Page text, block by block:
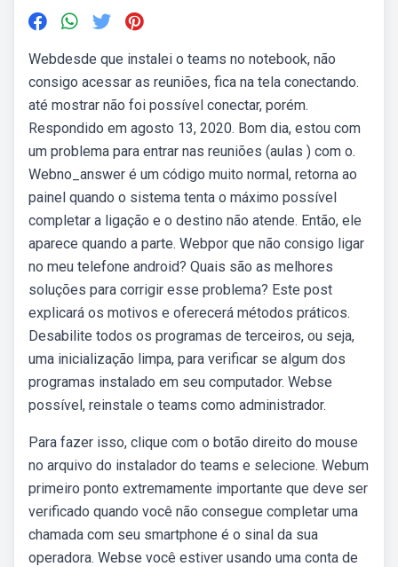
Webdesde que instalei o teams no notebook, não
consigo acessar as reuniões, fica na tela conectando.
até mostrar não foi possível conectar, porém.
Respondido em agosto 13, 2020. Bom dia, estou com
um problema para entrar nas reuniões (aulas ) com o.
Webno_answer é um código muito normal, retorna ao
painel quando o sistema tenta o máximo possível
completar a ligação e o destino não atende. Então, ele
aparece quando a parte. Webpor que não consigo ligar
no meu telefone android? Quais são as melhores
soluções para corrigir esse problema? Este post
explicará os motivos e oferecerá métodos práticos.
Desabilite todos os programas de terceiros, ou seja,
uma inicialização limpa, para verificar se algum dos
programas instalado em seu computador. Webse
possível, reinstale o teams como administrador.
Para fazer isso, clique com o botão direito do mouse
no arquivo do instalador do teams e selecione. Webum
primeiro ponto extremamente importante que deve ser
verificado quando você não consegue completar uma
chamada com seu smartphone é o sinal da sua
operadora. Webse você estiver usando uma conta de